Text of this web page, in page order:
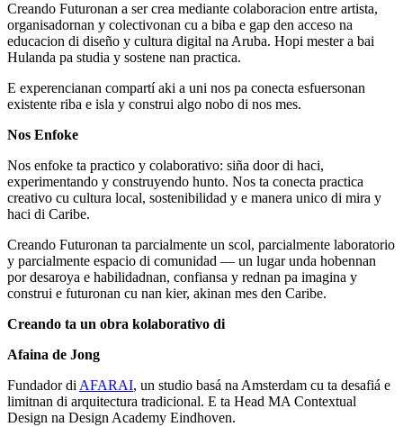
Creando Futuronan a ser crea mediante colaboracion entre artista,
organisadornan y colectivonan cu a biba e gap den acceso na
educacion di diseño y cultura digital na Aruba. Hopi mester a bai
Hulanda pa studia y sostene nan practica.
E experencianan compartí aki a uni nos pa conecta esfuersonan
existente riba e isla y construi algo nobo di nos mes.
Nos Enfoke
Nos enfoke ta practico y colaborativo: siña door di haci,
experimentando y construyendo hunto. Nos ta conecta practica
creativo cu cultura local, sostenibilidad y e manera unico di mira y
haci di Caribe.
Creando Futuronan ta parcialmente un scol, parcialmente laboratorio
y parcialmente espacio di comunidad — un lugar unda hobennan
por desaroya e habilidadnan, confiansa y rednan pa imagina y
construi e futuronan cu nan kier, akinan mes den Caribe.
Creando ta un obra kolaborativo di
Afaina de Jong
Fundador di AFARAI, un studio basá na Amsterdam cu ta desafiá e
limitnan di arquitectura tradicional. E ta Head MA Contextual
Design na Design Academy Eindhoven.